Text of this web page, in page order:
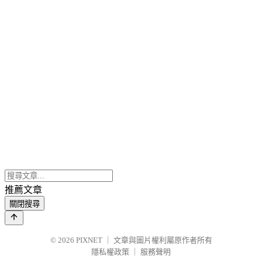
推薦文章
關閉搜尋
© 2026 PIXNET
文章與圖片權利屬原作者所有
隱私權政策
服務聲明